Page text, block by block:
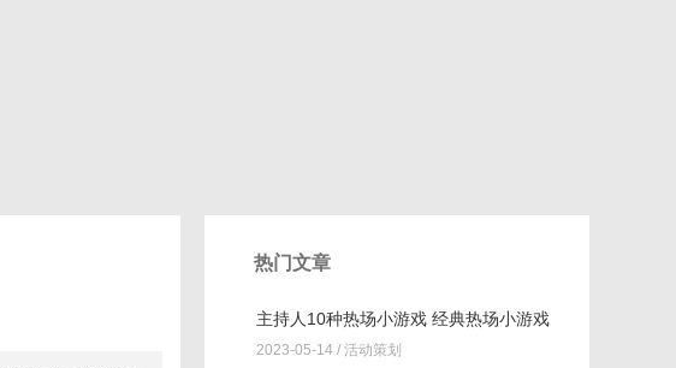
热门文章
主持人10种热场小游戏 经典热场小游戏
2023-05-14 / 活动策划